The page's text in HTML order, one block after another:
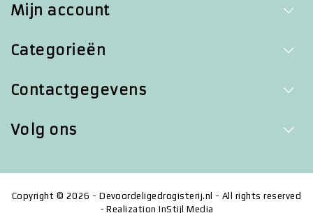
Mijn account
Categorieën
Contactgegevens
Volg ons
Copyright © 2026 - Devoordeligedrogisterij.nl - All rights reserved
- RealizationInStijl Media